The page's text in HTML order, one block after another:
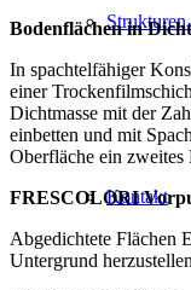
Kontakt
Bodenflächen in
In spachtelfähiger
einer
Dichtmasse mit der
einbetten und mit
Oberfläche ein zweites
FRESCOLORI
Abgedichtete Flächen
Untergrund